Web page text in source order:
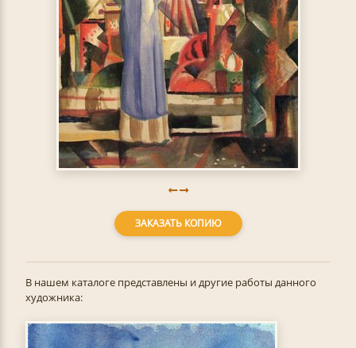
ЗАКАЗАТЬ КОПИЮ
В нашем каталоге представлены и другие работы данного
художника: